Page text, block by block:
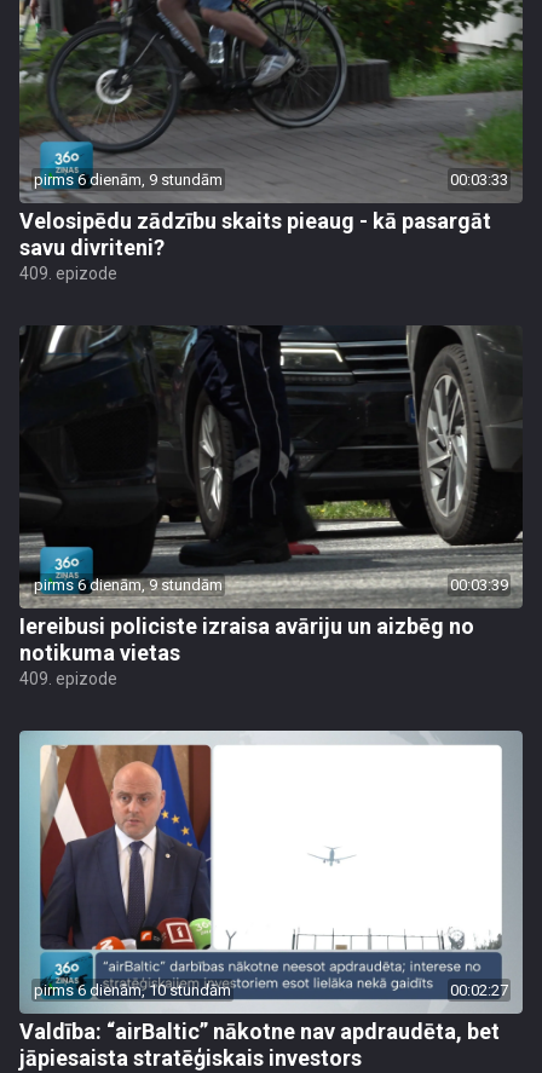
pirms 6 dienām, 9 stundām 00:03:33
Velosipēdu zādzību skaits pieaug - kā pasargāt
savu divriteni?
409. epizode
pirms 6 dienām, 9 stundām 00:03:39
Iereibusi policiste izraisa avāriju un aizbēg no
notikuma vietas
409. epizode
pirms 6 dienām, 10 stundām 00:02:27
Valdība: “airBaltic” nākotne nav apdraudēta, bet
jāpiesaista stratēģiskais investors